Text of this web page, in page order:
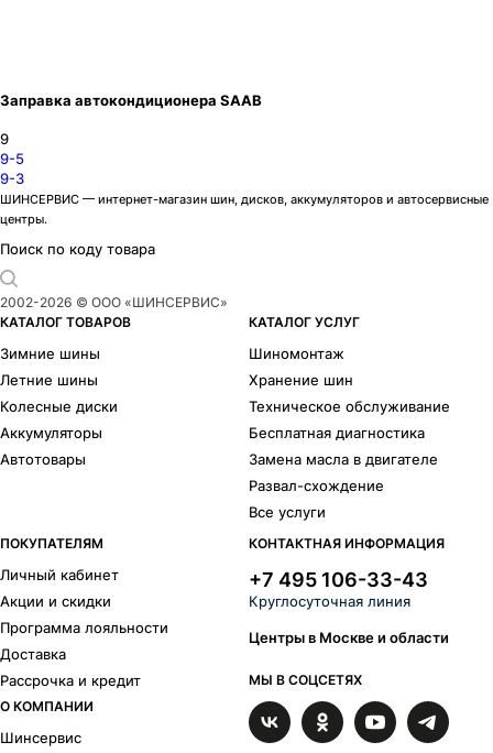
Заправка автокондиционера SAAB
9
9-5
9-3
ШИНСЕРВИС — интернет-магазин шин, дисков, аккумуляторов и автосервисные
центры.
Поиск по коду товара
2002-2026 © ООО «ШИНСЕРВИС»
КАТАЛОГ ТОВАРОВ
Зимние шины
Летние шины
Колесные диски
Аккумуляторы
Автотовары
КАТАЛОГ УСЛУГ
Шиномонтаж
Хранение шин
Техническое обслуживание
Бесплатная диагностика
Замена масла в двигателе
Развал-схождение
Все услуги
ПОКУПАТЕЛЯМ
Личный кабинет
Акции и скидки
Программа лояльности
Доставка
Рассрочка и кредит
О КОМПАНИИ
Шинсервис
КОНТАКТНАЯ ИНФОРМАЦИЯ
+7 495 106-33-43
Круглосуточная линия
Центры в Москве и области
МЫ В СОЦСЕТЯХ